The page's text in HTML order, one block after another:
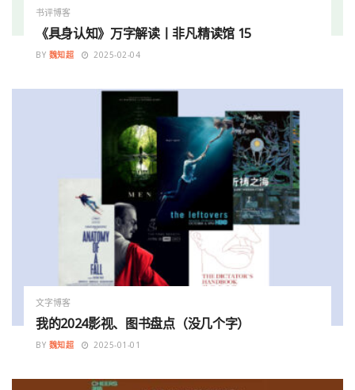
书评博客
《具身认知》万字解读丨非凡精读馆 15
BY 魏知超 2025-02-04
文字博客
我的2024影视、图书盘点（没几个字）
BY 魏知超 2025-01-01